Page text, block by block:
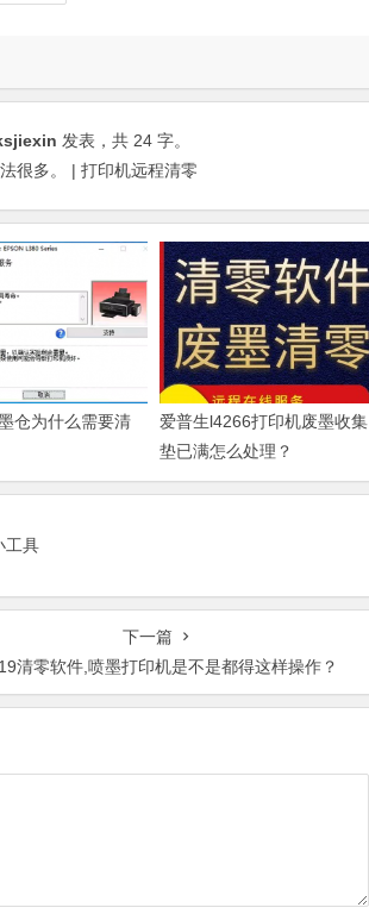
发表，共 24 字。
很多。 | 打印机远程清零
仓为什么需要清
爱普生l4266打印机废墨收集
垫已满怎么处理？
工具
下一篇
清零软件,喷墨打印机是不是都得这样操作？